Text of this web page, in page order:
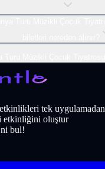
tek uygulamadan
etkinliğini oluştur
bul!